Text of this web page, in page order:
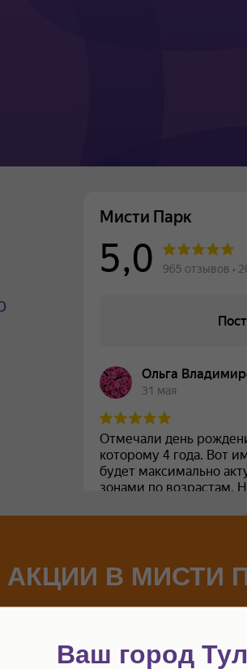
Ваш город
АКЦИИ В МИСТИ